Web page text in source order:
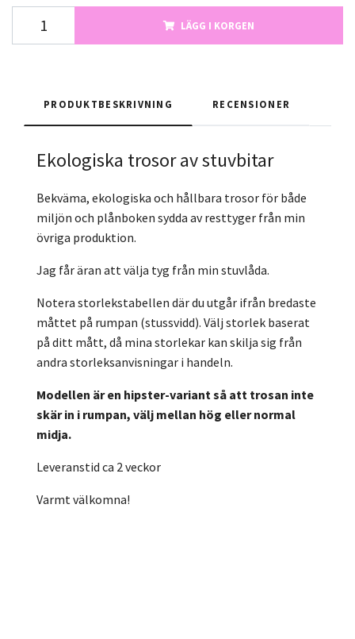
LÄGG I KORGEN
PRODUKTBESKRIVNING RECENSIONER
Ekologiska trosor av stuvbitar
Bekväma, ekologiska och hållbara trosor för både
miljön och plånboken sydda av resttyger från min
övriga produktion.
Jag får äran att välja tyg från min stuvlåda.
Notera storlekstabellen där du utgår ifrån bredaste
måttet på rumpan (stussvidd). Välj storlek baserat
på ditt mått, då mina storlekar kan skilja sig från
andra storleksanvisningar i handeln.
Modellen är en hipster-variant så att trosan inte
skär in i rumpan, välj mellan hög eller normal
midja.
Leveranstid ca 2 veckor
Varmt välkomna!